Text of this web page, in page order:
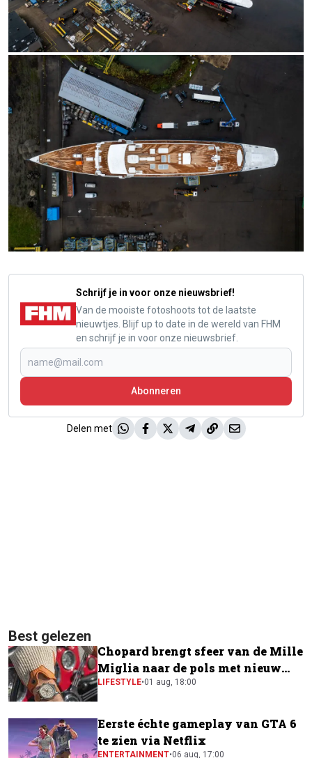
Schrijf je in voor onze nieuwsbrief!
Van de mooiste fotoshoots tot de laatste
nieuwtjes. Blijf up to date in de wereld van FHM
en schrijf je in voor onze nieuwsbrief.
Abonneren
Delen met
Best gelezen
Chopard brengt sfeer van de Mille
Miglia naar de pols met nieuw
horloge
LIFESTYLE•01 aug, 18:00
Eerste échte gameplay van GTA 6
te zien via Netflix
ENTERTAINMENT•06 aug, 17:00